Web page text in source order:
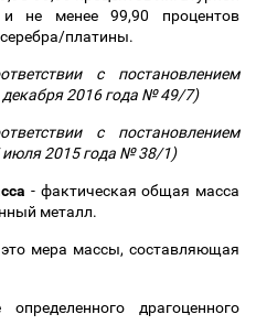
не менее 99,90 процентов
платины.
с постановлением
2016 года № 49/7)
с постановлением
июля 2015 года № 38/1)
- фактическая общая масса
металл.
мера массы, составляющая
драгоценного